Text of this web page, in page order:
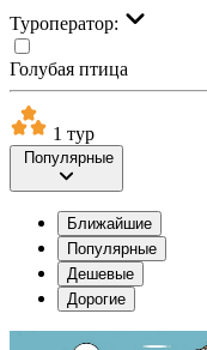
Туроператор:
Голубая птица
1 тур
Популярные
Ближайшие
Популярные
Дешевые
Дорогие